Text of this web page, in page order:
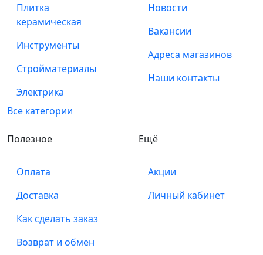
Плитка
керамическая
Инструменты
Стройматериалы
Электрика
Все категории
Новости
Вакансии
Адреса магазинов
Наши контакты
Полезное
Оплата
Доставка
Как сделать заказ
Возврат и обмен
Ещё
Акции
Личный кабинет